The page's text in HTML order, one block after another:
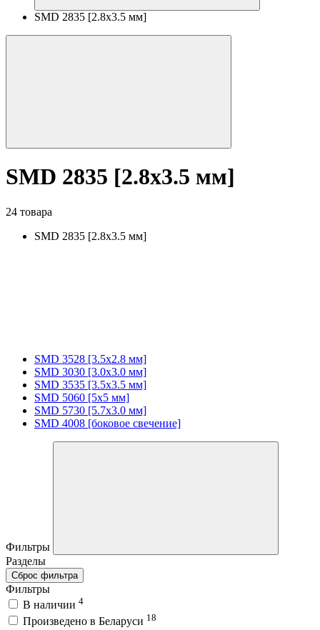
SMD 2835 [2.8x3.5 мм]
SMD 2835 [2.8x3.5 мм]
24 товара
SMD 2835 [2.8x3.5 мм]
SMD 3528 [3.5х2.8 мм]
SMD 3030 [3.0x3.0 мм]
SMD 3535 [3.5x3.5 мм]
SMD 5060 [5x5 мм]
SMD 5730 [5.7х3.0 мм]
SMD 4008 [боковое свечение]
Фильтры
Разделы
Сброс фильтра
Фильтры
В наличии 4
Произведено в Беларуси 18